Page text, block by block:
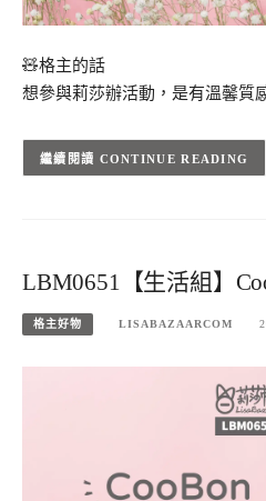
🧸格主的話
想參與莉莎辦活動，是有溫馨質
CONTINUE READING
LBM0651【生活組】
格主好物 LISABAZAARCOM